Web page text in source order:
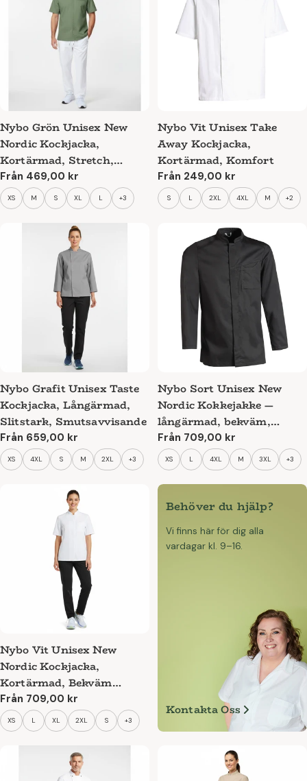
Nybo Grön Unisex New
Nordic Kockjacka,
Kortärmad, Stretch,
Bekväm Passform
Ordinarie
pris
Från 469,00 kr
XS M S XL L +3
Nybo Vit Unisex Take
Away Kockjacka,
Kortärmad, Komfort
Ordinarie
pris
Från 249,00 kr
S L 2XL 4XL M +2
Nybo Grafit Unisex Taste
Kockjacka, Långärmad,
Slitstark, Smutsavvisande
Ordinarie
pris
Från 659,00 kr
XS 4XL S M 2XL +3
Nybo Sort Unisex New
Nordic Kokkejakke —
långärmad, bekväm,
elastisk
Ordinarie
pris
Från 709,00 kr
XS L 4XL M 3XL +3
Nybo Vit Unisex New
Nordic Kockjacka,
Kortärmad, Bekväm
passform, Andningsbar
Ordinarie
pris
Från 709,00 kr
XS L XL 2XL S +3
Behöver du hjälp?
Vi finns här för dig alla
vardagar kl. 9–16.
Kontakta Oss